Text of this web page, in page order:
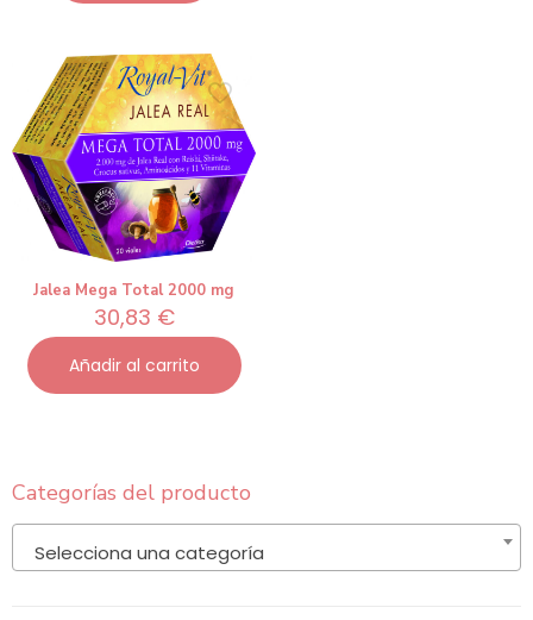
Jalea Mega Total 2000 mg
30,83 €
Añadir al carrito
Categorías del producto
Selecciona una categoría